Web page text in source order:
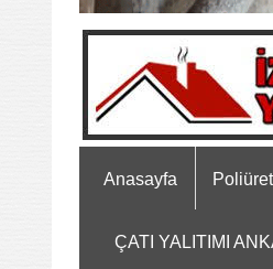
Anasayfa
ÇATI YALITIMI